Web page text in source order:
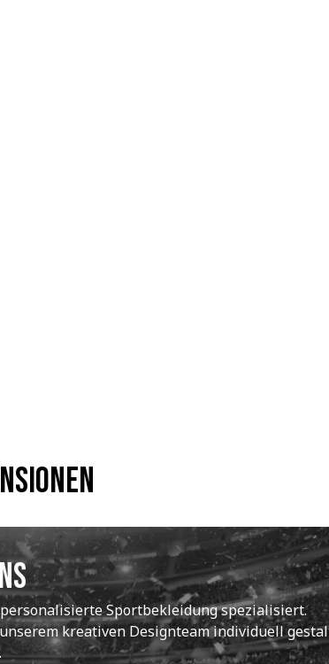
Sportbekleidung spezialisiert.
kreativen Designteam individuell